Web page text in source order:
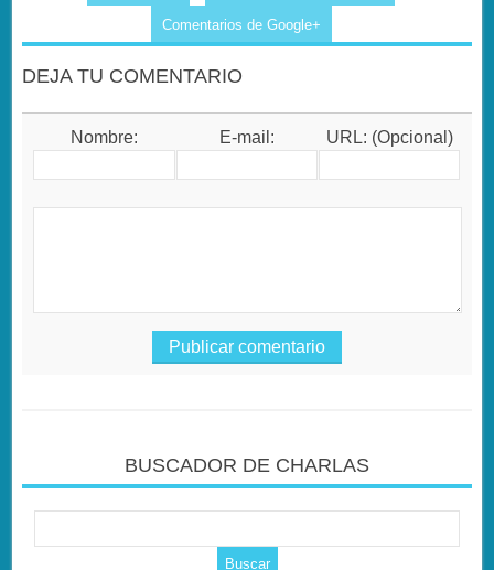
Comentarios de Google+
DEJA TU COMENTARIO
Nombre: E-mail: URL: (Opcional)
BUSCADOR DE CHARLAS